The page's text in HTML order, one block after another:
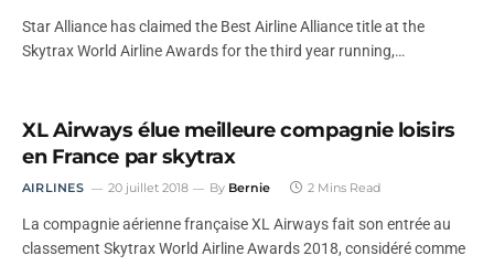
Star Alliance has claimed the Best Airline Alliance title at the
Skytrax World Airline Awards for the third year running,…
XL Airways élue meilleure compagnie loisirs
en France par skytrax
AIRLINES 20 juillet 2018 By Bernie 2 Mins Read
La compagnie aérienne française XL Airways fait son entrée au
classement Skytrax World Airline Awards 2018, considéré comme